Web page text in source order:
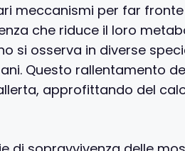
meccanismi per far
che riduce il loro
si osserva in diverse
Questo rallentamento
approfittando del